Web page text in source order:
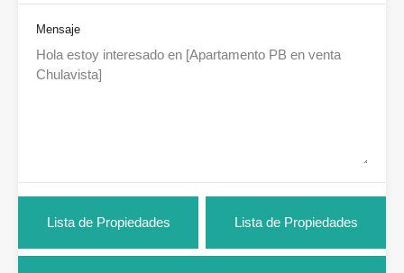
Mensaje
Lista de Propiedades Lista de Propiedades